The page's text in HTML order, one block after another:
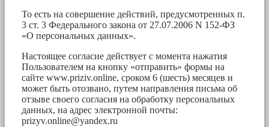
То есть на совершение действий, предусмотренных п.
3 ст. 3 Федерального закона от 27.07.2006 N 152-ФЗ
«О персональных данных».
Настоящее согласие действует с момента нажатия
Пользователем на кнопку «отправить» формы на
сайте www.priziv.online, сроком 6 (шесть) месяцев и
может быть отозвано, путем направления письма об
отзыве своего согласия на обработку персональных
данных, на адрес электронной почты:
prizyv.online@yandex.ru